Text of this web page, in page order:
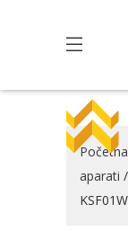
Početna
aparati /